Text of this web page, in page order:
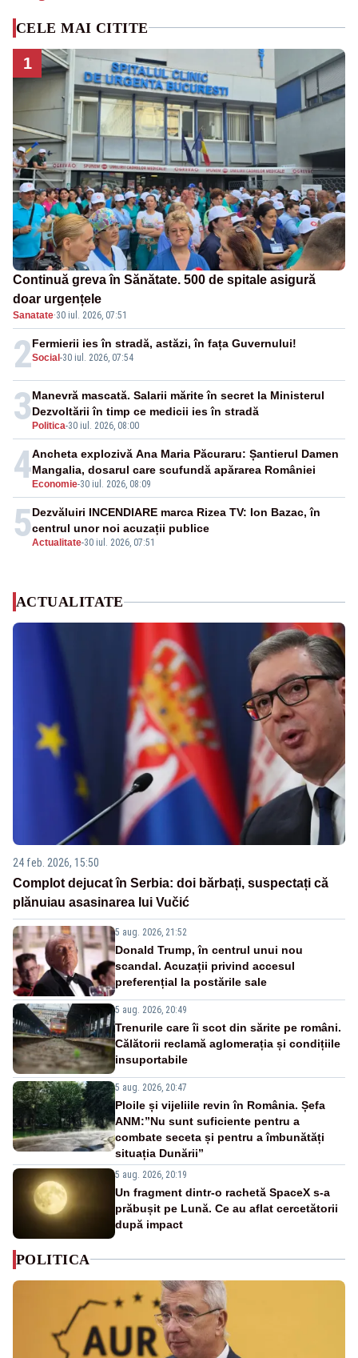
CELE MAI CITITE
1
Continuă greva în Sănătate. 500 de spitale asigură
doar urgențele
Sanatate·30 iul. 2026, 07:51
2Social -30 iul. 2026, 07:54
Fermierii ies în stradă, astăzi, în fața Guvernului!
3 Politica-30 iul. 2026, 08:00
Manevră mascată. Salarii mărite în secret la Ministerul
Dezvoltării în timp ce medicii ies în stradă
4 Economie-30 iul. 2026, 08:09
Ancheta explozivă Ana Maria Păcuraru: Șantierul Damen
Mangalia, dosarul care scufundă apărarea României
5Actualitate-30 iul. 2026, 07:51
Dezvăluiri INCENDIARE marca Rizea TV: Ion Bazac, în
centrul unor noi acuzații publice
ACTUALITATE
24 feb. 2026, 15:50
Complot dejucat în Serbia: doi bărbați, suspectați că
plănuiau asasinarea lui Vučić
5 aug. 2026, 21:52
Donald Trump, în centrul unui nou
scandal. Acuzații privind accesul
preferențial la postările sale
5 aug. 2026, 20:49
Trenurile care îi scot din sărite pe români.
Călătorii reclamă aglomerația și condițiile
insuportabile
5 aug. 2026, 20:47
Ploile și vijeliile revin în România. Șefa
ANM:”Nu sunt suficiente pentru a
combate seceta și pentru a îmbunătăți
situația Dunării”
5 aug. 2026, 20:19
Un fragment dintr-o rachetă SpaceX s-a
prăbușit pe Lună. Ce au aflat cercetătorii
după impact
POLITICA